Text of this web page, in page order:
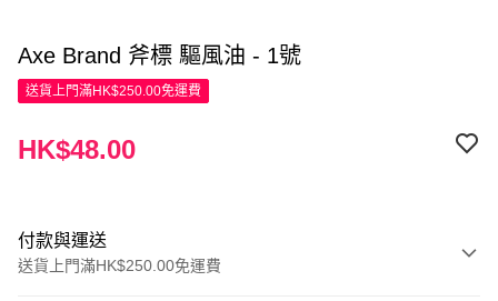
Axe Brand 斧標 驅風油 - 1號
送貨上門滿HK$250.00免運費
HK$48.00
付款與運送
送貨上門滿HK$250.00免運費